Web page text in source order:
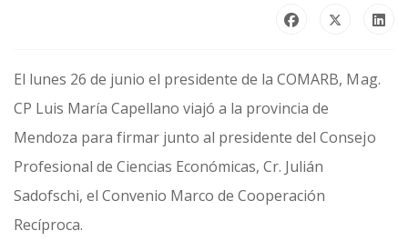
El lunes 26 de junio el presidente de la COMARB, Mag.
CP Luis María Capellano viajó a la provincia de
Mendoza para firmar junto al presidente del Consejo
Profesional de Ciencias Económicas, Cr. Julián
Sadofschi, el Convenio Marco de Cooperación
Recíproca.